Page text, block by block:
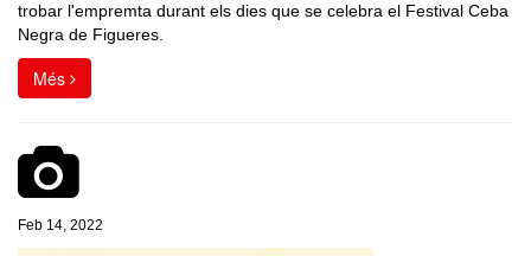
trobar l'empremta durant els dies que se celebra el Festival Ceba
Negra de Figueres.
Més
Feb 14, 2022